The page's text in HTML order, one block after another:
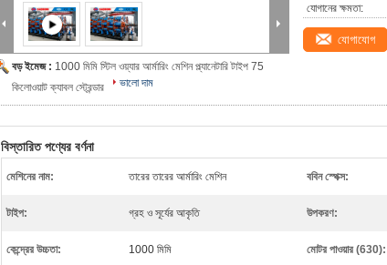
বড় ইমেজ : 1000 মিমি স্টিল ওয়্যার আর্মারিং মেশিন প্ল্যানেটারি টাইপ 75
কিলোওয়াট ক্যাবল স্ট্রেন্ডার
ভালো দাম
যোগানের ক্ষমতা:
যোগাযোগ
বিস্তারিত পণ্যের বর্ণনা
মেশিনের নাম: তারের তারের আর্মারিং মেশিন ববিন স্পেক্স:
টাইপ: গ্রহ ও সূর্যের আকৃতি উপকরণ:
কেন্দ্রের উচ্চতা: 1000 মিমি মোটর পাওয়ার (630):